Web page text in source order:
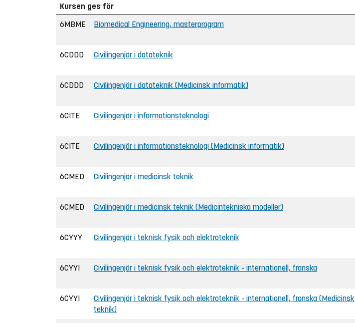
Kursen ges för
6MBME
Biomedical Engineering, masterprogram
6CDDD Civilingenjör i datateknik
6CDDD Civilingenjör i datateknik (Medicinsk informatik)
6CITE Civilingenjör i informationsteknologi
6CITE Civilingenjör i informationsteknologi (Medicinsk informatik)
6CMED Civilingenjör i medicinsk teknik
6CMED Civilingenjör i medicinsk teknik (Medicintekniska modeller)
6CYYY Civilingenjör i teknisk fysik och elektroteknik
6CYYI Civilingenjör i teknisk fysik och elektroteknik - internationell, franska
6CYYI
Civilingenjör i teknisk fysik och elektroteknik - internationell, franska (Medicinsk
teknik)